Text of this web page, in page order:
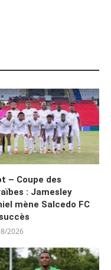
– Coupe des
: Jamesley
mène Salcedo FC
2026